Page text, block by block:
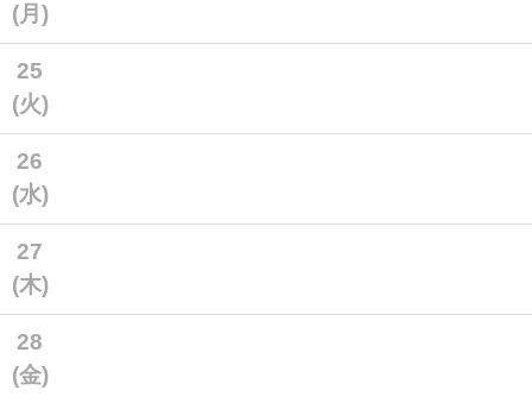
(月)
25
(火)
26
(水)
27
(木)
28
(金)